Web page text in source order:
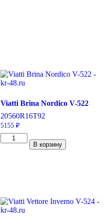
Viatti Brina Nordico V-522
20560R16T92
5155 ₽
Количество
товара
205/60/R16
92
T
В корзину